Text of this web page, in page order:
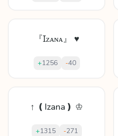
『Ɪᴢᴀɴᴀ』 ♥
+1256 -40
↑ ❪Izana❫ ♔
+1315 -271